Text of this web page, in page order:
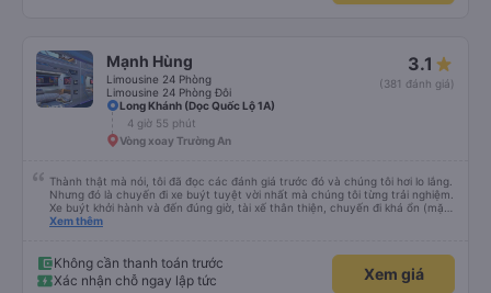
Mạnh Hùng
Limousine 24 Phòng
Limousine 24 Phòng Đôi
3.1
(381 đánh giá)
Long Khánh (Dọc Quốc Lộ 1A)
4 giờ 55 phút
Vòng xoay Trường An
Thành thật mà nói, tôi đã đọc các đánh giá trước đó và chúng tôi hơi lo lắng.
Nhưng đó là chuyến đi xe buýt tuyệt vời nhất mà chúng tôi từng trải nghiệm.
Xe buýt khởi hành và đến đúng giờ, tài xế thân thiện, chuyến đi khá ổn (mặc
dù vẫn hơi xóc, nhưng đó là đặc trưng của Việt Nam ^^), và chỗ ngồi thoải
Xem thêm
Không cần thanh toán trước
Xác nhận chỗ ngay lập tức
Xem giá